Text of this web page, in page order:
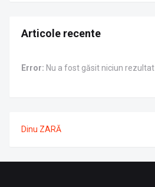
Articole recente
Error: Nu a fost găsit niciun rezultat
Dinu ZARĂ